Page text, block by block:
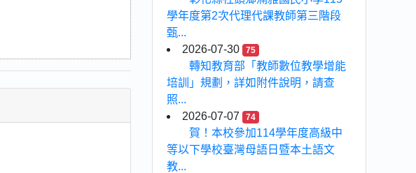
學年度第2次代理代課教師第三階段
甄...
2026-07-30
75
轉知教育部「教師數位教學增能
培訓」規劃，詳如附件說明，請查
照...
2026-07-07
74
賀！本校參加114學年度高級中
等以下學校臺灣母語日暨本土語文
教...